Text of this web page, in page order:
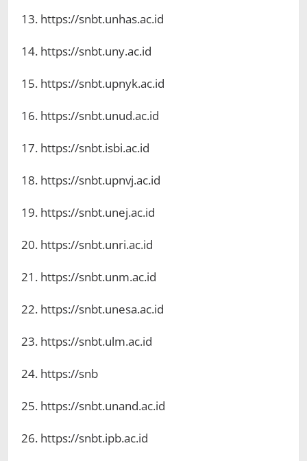
13. https://snbt.unhas.ac.id
14. https://snbt.uny.ac.id
15. https://snbt.upnyk.ac.id
16. https://snbt.unud.ac.id
17. https://snbt.isbi.ac.id
18. https://snbt.upnvj.ac.id
19. https://snbt.unej.ac.id
20. https://snbt.unri.ac.id
21. https://snbt.unm.ac.id
22. https://snbt.unesa.ac.id
23. https://snbt.ulm.ac.id
24. https://snb
25. https://snbt.unand.ac.id
26. https://snbt.ipb.ac.id